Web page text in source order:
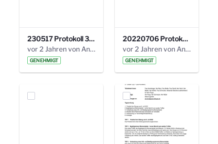
230517 Protokoll 35. Steuerungskreis.pdf
vor 2 Jahren von Anni Schlumberger
GENEHMIGT
20220706 Protokoll 33. Steuerungskreis.pdf
vor 2 Jahren von Anni Schlumberger
GENEHMIGT